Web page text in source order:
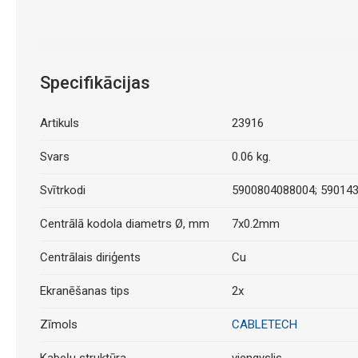
Specifikācijas
Artikuls 23916
Svars 0.06 kg.
Svītrkodi 5900804088004;
Centrālā kodola diametrs Ø, mm 7x0.2mm
Centrālais diriģents Cu
Ekranēšanas tips 2x
Zīmols CABLETECH